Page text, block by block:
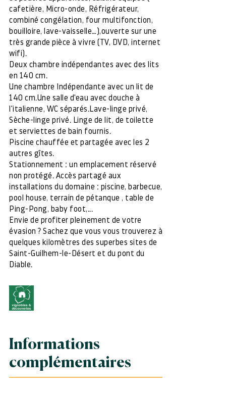
cafetière, Micro-onde, Réfrigérateur,
combiné congélation, four multifonction,
bouilloire, lave-vaisselle…),ouverte sur une
très grande pièce à vivre (TV, DVD, internet
wifi).
Deux chambre indépendantes avec des lits
en 140 cm.
Une chambre Indépendante avec un lit de
140 cm.Une salle d'eau avec douche à
l'italienne, WC séparés.Lave-linge privé,
Sèche-linge privé. Linge de lit, de toilette
et serviettes de bain fournis.
Piscine chauffée et partagée avec les 2
autres gîtes.
Stationnement : un emplacement réservé
non protégé. Accès partagé aux
installations du domaine : piscine, barbecue,
pool house, terrain de pétanque , table de
Ping-Pong, baby foot,...
Envie de profiter pleinement de votre
évasion ? Sachez que vous vous trouverez à
quelques kilomètres des superbes sites de
Saint-Guilhem-le-Désert et du pont du
Diable.
Informations
complémentaires